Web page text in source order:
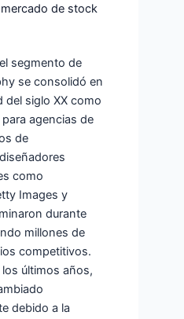
de stock
segmento de
se consolidó en
del siglo XX como
agencias de
de
como
Images y
durante
millones de
competitivos.
últimos años,
debido a la